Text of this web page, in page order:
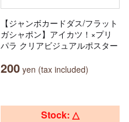
【ジャンボカードダス/フラット
ガシャポン】アイカツ！×プリ
パラ クリアビジュアルポスター
200 yen (tax included)
Stock: △